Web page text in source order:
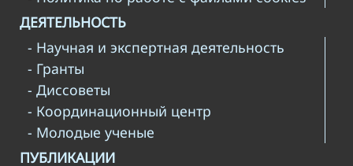
ДЕЯТЕЛЬНОСТЬ
- Научная и экспертная деятельность
- Гранты
- Диссоветы
- Координационный центр
- Молодые ученые
ПУБЛИКАЦИИ